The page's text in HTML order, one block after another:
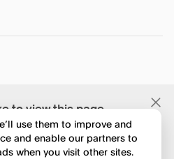
to view this page
English?
use them to improve and
and enable our partners to
when you visit other sites.